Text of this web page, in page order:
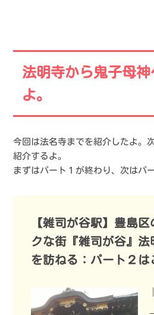
法明寺から鬼子母神
よ。
今回は法名寺までを紹介したよ。
紹介するよ。
まずはパート１が終わり、次はパ
【雑司が谷駅】豊島
クな街『雑司が谷』法
を訪ねる：パート２は